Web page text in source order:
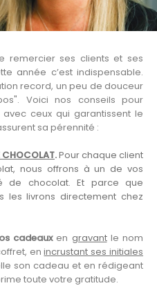
remercier ses clients et ses
année c’est indispensable.
record, un peu de douceur
Voici nos conseils pour
ceux qui garantissent le
sa pérennité :
CHOCOLAT.Pour chaque client
nous offrons à un de vos
de chocolat. Et parce que
les livrons directement chez
cadeauxen gravantle nom
enincrustant ses initiales
son cadeau et en rédigeant
toute votre gratitude.